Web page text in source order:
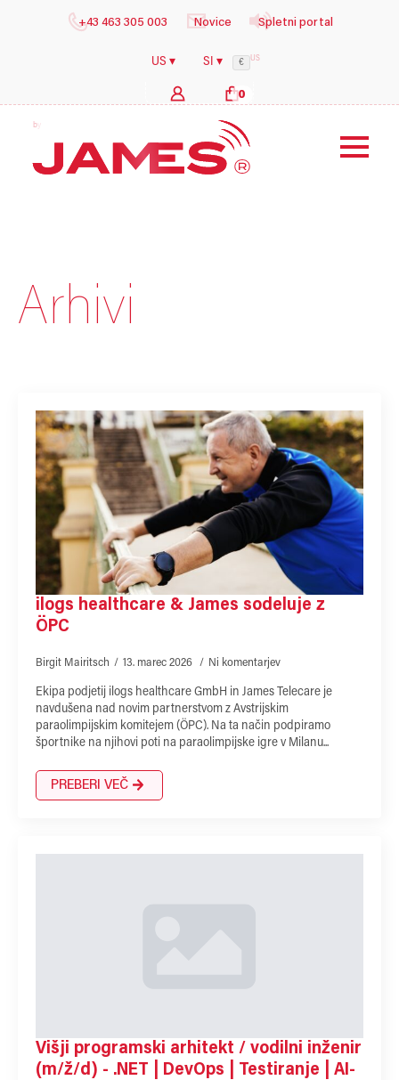
+43 463 305 003 Novice Spletni portal
US ▾ SI ▾ € US
0
by
Arhivi
ilogs healthcare & James sodeluje z
ÖPC
Birgit Mairitsch 13. marec 2026 Ni komentarjev
Ekipa podjetij ilogs healthcare GmbH in James Telecare je
navdušena nad novim partnerstvom z Avstrijskim
paraolimpijskim komitejem (ÖPC). Na ta način podpiramo
športnike na njihovi poti na paraolimpijske igre v Milanu...
PREBERI VEČ
Višji programski arhitekt / vodilni inženir
(m/ž/d) - .NET | DevOps | Testiranje | AI-